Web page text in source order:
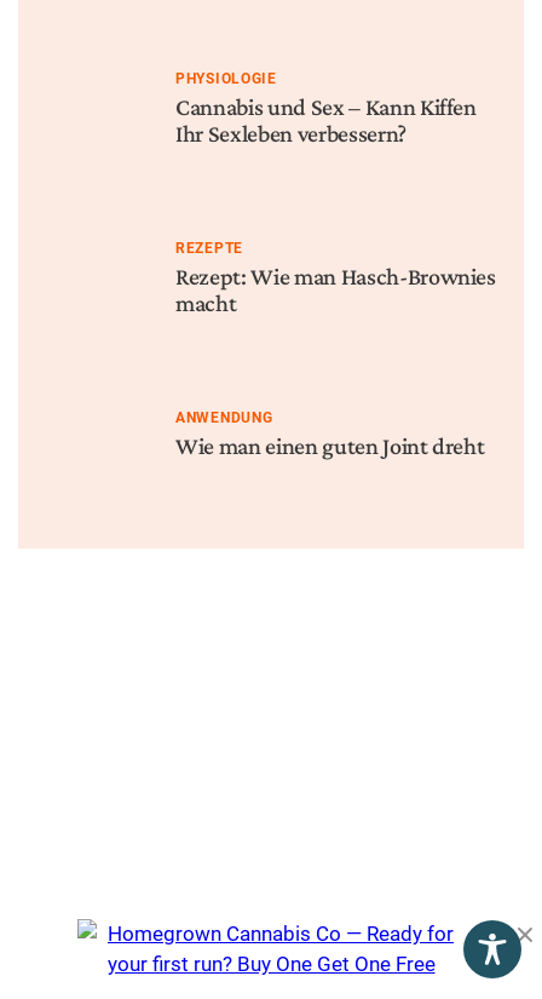
PHYSIOLOGIE
Cannabis und Sex – Kann Kiffen
Ihr Sexleben verbessern?
REZEPTE
Rezept: Wie man Hasch-Brownies
macht
ANWENDUNG
Wie man einen guten Joint dreht